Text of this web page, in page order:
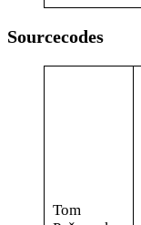
Sourcecodes
Tom